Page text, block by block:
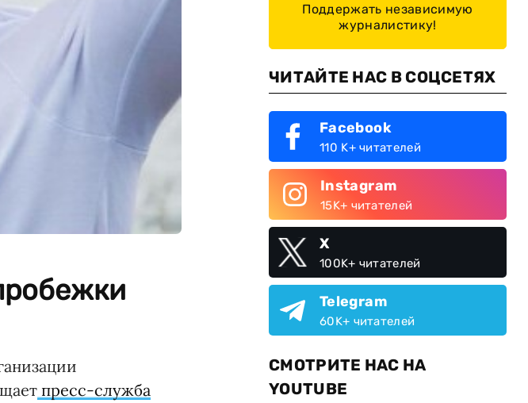
пресс-служба
Поддержать независимую
журналистику!
ЧИТАЙТЕ НАС В СОЦСЕТЯХ
Facebook
110 K+ читателей
Instagram
15K+ читателей
X
100K+ читателей
Telegram
60K+ читателей
СМОТРИТЕ НАС НА
YOUTUBE